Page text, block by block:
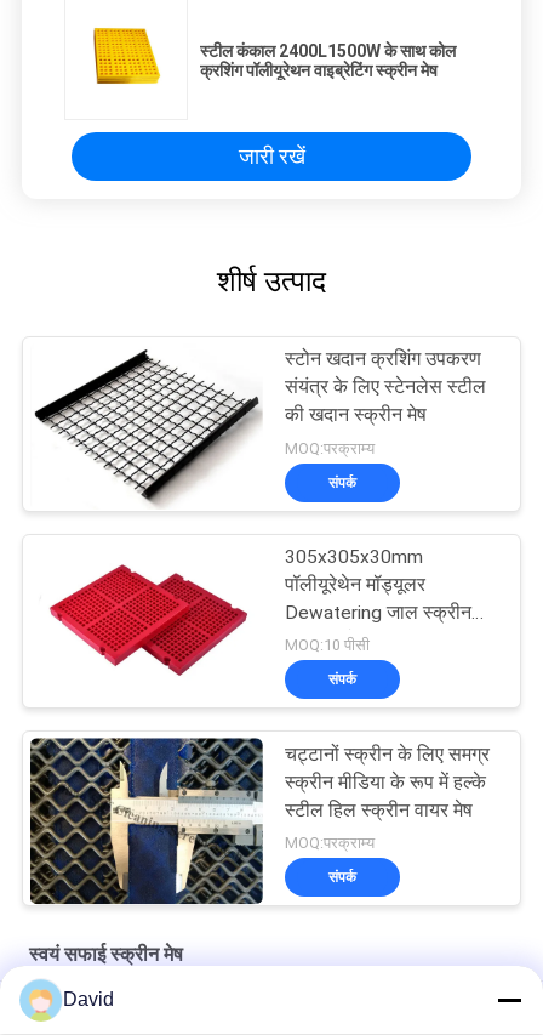
स्टील कंकाल 2400L1500W के साथ कोल
क्रशिंग पॉलीयूरेथन वाइब्रेटिंग स्क्रीन मेष
जारी रखें
शीर्ष उत्पाद
स्टोन खदान क्रशिंग उपकरण
संयंत्र के लिए स्टेनलेस स्टील
की खदान स्क्रीन मेष
MOQ:परक्राम्य
संपर्क
305x305x30mm
पॉलीयूरेथेन मॉड्यूलर
Dewatering जाल स्क्रीन
फिक्सिंग के साथ पु ब्लाट
MOQ:10 पीसी
संपर्क
चट्टानों स्क्रीन के लिए समग्र
स्क्रीन मीडिया के रूप में हल्के
स्टील हिल स्क्रीन वायर मेष
MOQ:परक्राम्य
संपर्क
स्वयं सफाई स्क्रीन मेष
शेकल बजरी खनन सिलिका रेत धोने के लिए कंपन स्क्रीन
David